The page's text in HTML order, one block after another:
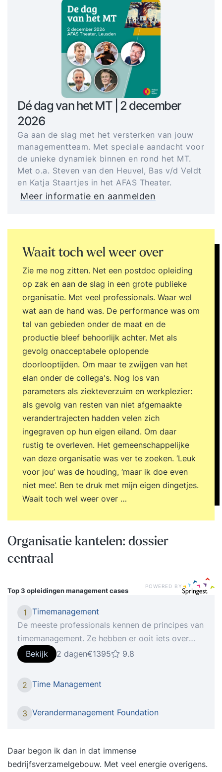
Dé dag van het MT | 2 december
2026
Ga aan de slag met het versterken van jouw
managementteam. Met speciale aandacht voor
de unieke dynamiek binnen en rond het MT.
Met o.a. Steven van den Heuvel, Bas v/d Veldt
en Katja Staartjes in het AFAS Theater.
Meer informatie en aanmelden
Waait toch wel weer over
Zie me nog zitten. Net een postdoc opleiding
op zak en aan de slag in een grote publieke
organisatie. Met veel professionals. Waar wel
wat aan de hand was. De performance was om
tal van gebieden onder de maat en de
productie bleef behoorlijk achter. Met als
gevolg onacceptabele oplopende
doorlooptijden. Om maar te zwijgen van het
elan onder de collega's. Nog los van
parameters als ziekteverzuim en werkplezier:
als gevolg van resten van niet afgemaakte
verandertrajecten hadden velen zich
ingegraven op hun eigen eiland. Om daar
rustig te overleven. Het gemeenschappelijke
van deze organisatie was ver te zoeken. ‘Leuk
voor jou’ was de houding, ‘maar ik doe even
niet mee’. Ben te druk met mijn eigen dingetjes.
Waait toch wel weer over …
Organisatie kantelen: dossier
centraal
Top 3 opleidingenmanagement cases
POWERED BY
1 Timemanagement
De meeste professionals kennen de principes van
timemanagement. Ze hebben er ooit iets over
gelezen of zelfs een training gevolgd. Toch
vervallen velen na korte tijd weer in hun oude
werkpatronen. De reden? Ze richten zich op trucs
en tools in plaats van op gedrag. In de training
doen, maar ontdek je hoe jíj omgaat met tijd,
gedragspatronen en leert hoe je vanuit
bewustzijn structureel effectiever wordt. Een
Bekijk 2 dagen€1395 9.8
2 Time Management
3 Verandermanagement Foundation
Daar begon ik dan in dat immense
bedrijfsverzamelgebouw. Met veel energie overigens.